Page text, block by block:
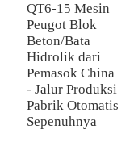
QT6-15 Mesin
Peugot Blok
Beton/Bata
Hidrolik dari
Pemasok China
- Jalur Produksi
Pabrik Otomatis
Sepenuhnya